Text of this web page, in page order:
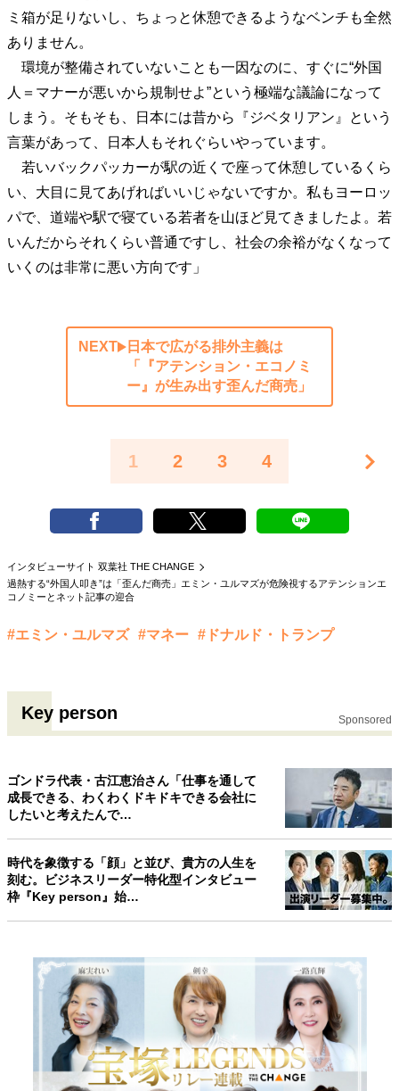
ミ箱が足りないし、ちょっと休憩できるようなベンチも全然
ありません。
環境が整備されていないことも一因なのに、すぐに“外国
人＝マナーが悪いから規制せよ”という極端な議論になって
しまう。そもそも、日本には昔から『ジベタリアン』という
言葉があって、日本人もそれぐらいやっています。
若いバックパッカーが駅の近くで座って休憩しているくら
い、大目に見てあげればいいじゃないですか。私もヨーロッ
パで、道端や駅で寝ている若者を山ほど見てきましたよ。若
いんだからそれくらい普通ですし、社会の余裕がなくなって
いくのは非常に悪い方向です」
NEXT
日本で広がる排外主義は
「『アテンション・エコノミ
ー』が生み出す歪んだ商売」
1 2 3 4
インタビューサイト 双葉社 THE CHANGE
過熱する“外国人叩き”は「歪んだ商売」エミン・ユルマズが危険視するアテンションエ
コノミーとネット記事の迎合
#エミン・ユルマズ #マネー #ドナルド・トランプ
Key person Sponsored
ゴンドラ代表・古江恵治さん「仕事を通して
成長できる、わくわくドキドキできる会社に
したいと考えたんで…
時代を象徴する「顔」と並び、貴方の人生を
刻む。ビジネスリーダー特化型インタビュー
枠『Key person』始…